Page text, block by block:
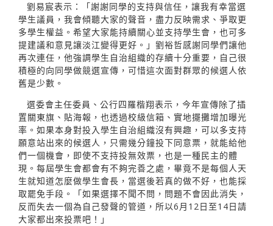
劉易宸表示：「謝謝同學的支持與信任，讓我有幸當選
學生議員，我會傾聽大家的聲音，盡力反映需求、爭取更
多學生權益。希望大家能持續關心並支持學生會，也可多
提建議和意見讓淡江變得更好。」劉裕哲感謝同學們讓他
再次連任，他強調學生自治組織的存續十分重要，自己很
積極的向同學做競選宣傳，可惜這次面對群眾的候選人依
舊是少數。
選委會主任委員、公行四羅楷翔表示，今年宣傳除了插
置關東旗、貼海報，也透過校級信箱、實地擺攤增加曝光
率。如果本身對投入學生自治組織沒有興趣，可以多支持
願意站出來的候選人，只需幾分鐘投下同意票，就能給他
們一個機會，即使不支持投無效票，也是一種民主的體
現。每屆學生會都會有不夠完善之處，畢竟不是每個人天
生就知道怎麼做學生會長，當選後若真的做不好，也能採
取罷免手段。「如果選擇不聞不問，問題不會因此消失，
反而失去一個為自己發聲的管道，所以6月12日至14日請
大家都出來投票吧！」